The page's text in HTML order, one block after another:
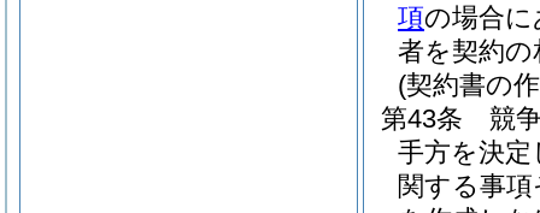
項の場合
者を契約
(契約書の
第43条
競
手方を決
関する事